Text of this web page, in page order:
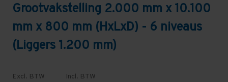
Grootvakstelling 2.000 mm x 10.100
mm x 800 mm (HxLxD) - 6 niveaus
(Liggers 1.200 mm)
Excl. BTW Incl. BTW